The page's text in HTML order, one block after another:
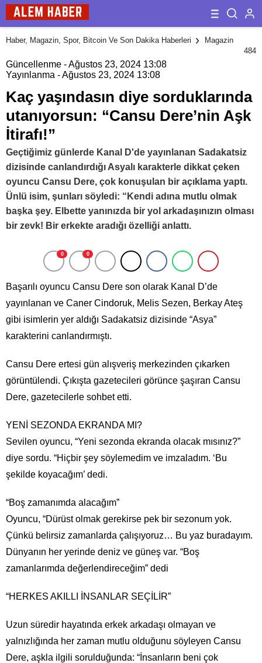
Haber, Magazin, Spor, Bitcoin Ve Son Dakika Haberleri
Magazin
484
Güncellenme - Ağustos 23, 2024 13:08
Yayınlanma - Ağustos 23, 2024 13:08
Kaç yaşındasın diye sorduklarında
utanıyorsun: “Cansu Dere’nin Aşk
İtirafı!”
Geçtiğimiz günlerde Kanal D'de yayınlanan Sadakatsiz
dizisinde canlandırdığı Asyalı karakterle dikkat çeken
oyuncu Cansu Dere, çok konuşulan bir açıklama yaptı.
Ünlü isim, şunları söyledi: “Kendi adına mutlu olmak
başka şey. Elbette yanınızda bir yol arkadaşınızın olması
bir zevk! Bir erkekte aradığı özelliği anlattı.
0 0
Başarılı oyuncu Cansu Dere son olarak Kanal D’de
yayınlanan ve Caner Cindoruk, Melis Sezen, Berkay Ateş
gibi isimlerin yer aldığı Sadakatsiz dizisinde “Asya”
karakterini canlandırmıştı.
Cansu Dere ertesi gün alışveriş merkezinden çıkarken
görüntülendi. Çıkışta gazetecileri görünce şaşıran Cansu
Dere, gazetecilerle sohbet etti.
YENİ SEZONDA EKRANDA MI?
Sevilen oyuncu, “Yeni sezonda ekranda olacak mısınız?”
diye sordu. “Hiçbir şey söylemedim ve imzaladım. ‘Bu
şekilde koyacağım’ dedi.
“Boş zamanımda alacağım”
Oyuncu, “Dürüst olmak gerekirse pek bir sezonum yok.
Çünkü belirsiz zamanlarda çalışıyoruz… Bu yaz buradayım.
Dünyanın her yerinde deniz ve güneş var. “Boş
zamanlarımda değerlendireceğim” dedi
“HERKES AKILLI İNSANLAR SEÇİLİR”
Uzun süredir hayatında erkek arkadaşı olmayan ve
yalnızlığında her zaman mutlu olduğunu söyleyen Cansu
Dere, aşkla ilgili sorulduğunda: “İnsanların beni çok